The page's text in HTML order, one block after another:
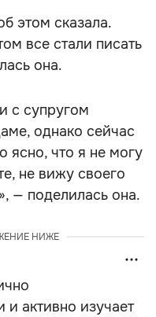
этом сказала.
все стали писать
она.
с супругом
однако сейчас
ясно, что я не могу
не вижу своего
— поделилась она.
НИЖЕ
активно изучает